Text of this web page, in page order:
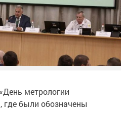
метрологии
где были обозначены